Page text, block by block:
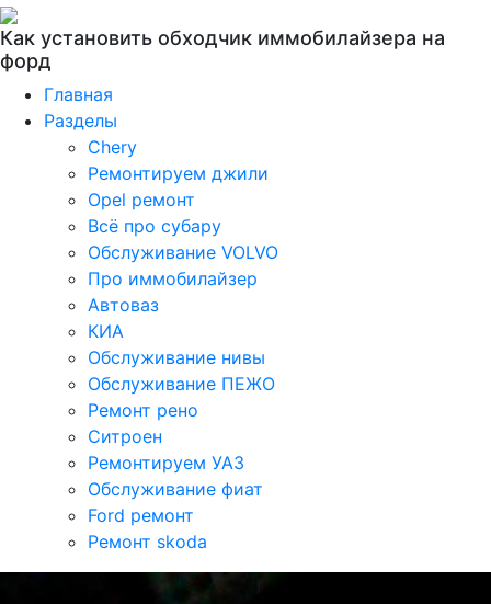
Как установить обходчик иммобилайзера на
форд
Главная
Разделы
Chery
Ремонтируем джили
Opel ремонт
Всё про субару
Обслуживание VOLVO
Про иммобилайзер
Автоваз
КИА
Обслуживание нивы
Обслуживание ПЕЖО
Ремонт рено
Ситроен
Ремонтируем УАЗ
Обслуживание фиат
Ford ремонт
Ремонт skoda